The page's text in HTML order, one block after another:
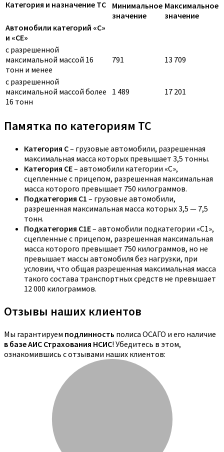
Категория и назначение ТС
Минимальное
значение
Максимальное
значение
Автомобили категорий «C»
и «CE»
с разрешенной
максимальной массой 16
тонн и менее
791 13 709
с разрешенной
максимальной массой более
16 тонн
1 489 17 201
Памятка по категориям ТС
Категория C– грузовые автомобили, разрешенная
максимальная масса которых превышает 3,5 тонны.
Категория CE– автомобили категории «С»,
сцепленные с прицепом, разрешенная максимальная
масса которого превышает 750 килограммов.
Подкатегория C1 – грузовые автомобили,
разрешенная максимальная масса которых 3,5 — 7,5
тонн.
Подкатегория C1E– автомобили подкатегории «С1»,
сцепленные с прицепом, разрешенная максимальная
масса которого превышает 750 килограммов, но не
превышает массы автомобиля без нагрузки, при
условии, что общая разрешенная максимальная масса
такого состава транспортных средств не превышает
12 000 килограммов.
Отзывы наших клиентов
Мы гарантируем подлинность полиса ОСАГО и его наличие
в базе АИС Страхования НСИС! Убедитесь в этом,
ознакомившись с отзывами наших клиентов: